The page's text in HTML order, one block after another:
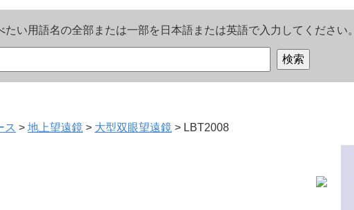
たい用語名の全部または一部を日本語または英語で入力してください。
ス > 地上望遠鏡 > 大型双眼望遠鏡 > LBT2008